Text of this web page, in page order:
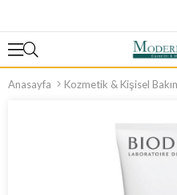
Anasayfa Kozmetik & Kişisel